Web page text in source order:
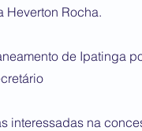
Heverton Rocha.
de Ipatinga
interessadas na